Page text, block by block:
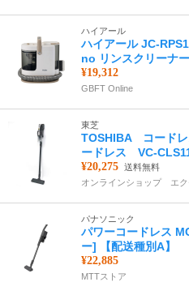
ハイアール
ハイアール JC-
no リンスクリーナー
¥19,312
GBFT Online
東芝
TOSHIBA コードレ
ードレス VC-
¥20,275 送料無料
オンラインショップ エク
パナソニック
パワーコードレス
ー] 【配送種別A】
¥22,885
MTTストア